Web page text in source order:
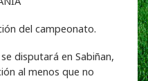
del campeonato.
disputará en Sabiñan,
al menos que no